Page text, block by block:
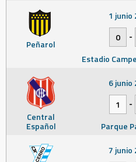
Peñarol
1 junio
0
-
Estadio
Central
Español
6 junio
1
-
Parque
7 junio